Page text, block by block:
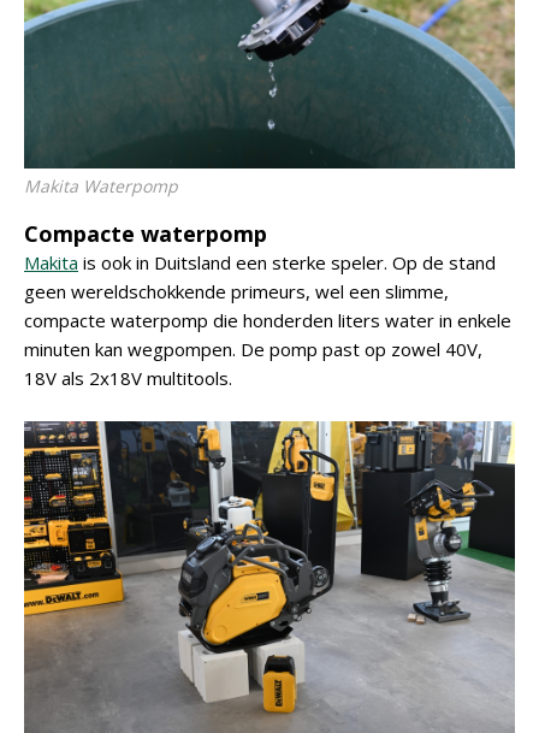
Makita Waterpomp
Compacte waterpomp
Makita is ook in Duitsland een sterke speler. Op de stand
geen wereldschokkende primeurs, wel een slimme,
compacte waterpomp die honderden liters water in enkele
minuten kan wegpompen. De pomp past op zowel 40V,
18V als 2x18V multitools.